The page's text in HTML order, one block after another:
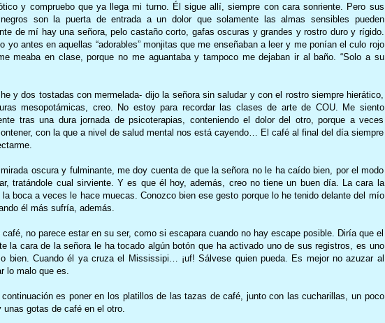
y compruebo que ya llega mi turno. Él sigue allí, siempre con cara sonriente. Pero sus
son la puerta de entrada a un dolor que solamente las almas sensibles pueden
de mí hay una señora, pelo castaño corto, gafas oscuras y grandes y rostro duro y rígido.
yo antes en aquellas “adorables” monjitas que me enseñaban a leer y me ponían el culo rojo
meaba en clase, porque no me aguantaba y tampoco me dejaban ir al baño. “Solo a su
y dos tostadas con mermelada- dijo la señora sin saludar y con el rostro siempre hierático,
mesopotámicas, creo. No estoy para recordar las clases de arte de COU. Me siento
tras una dura jornada de psicoterapias, conteniendo el dolor del otro, porque a veces
con la que a nivel de salud mental nos está cayendo… El café al final del día siempre
oscura y fulminante, me doy cuenta de que la señora no le ha caído bien, por el modo
tratándole cual sirviente. Y es que él hoy, además, creo no tiene un buen día. La cara la
la boca a veces le hace muecas. Conozco bien ese gesto porque lo he tenido delante del mío
él más sufría, además.
no parece estar en su ser, como si escapara cuando no hay escape posible. Diría que el
la cara de la señora le ha tocado algún botón que ha activado uno de sus registros, es uno
bien. Cuando él ya cruza el Mississipi… ¡uf! Sálvese quien pueda. Es mejor no azuzar al
lo malo que es.
es poner en los platillos de las tazas de café, junto con las cucharillas, un poco
gotas de café en el otro.